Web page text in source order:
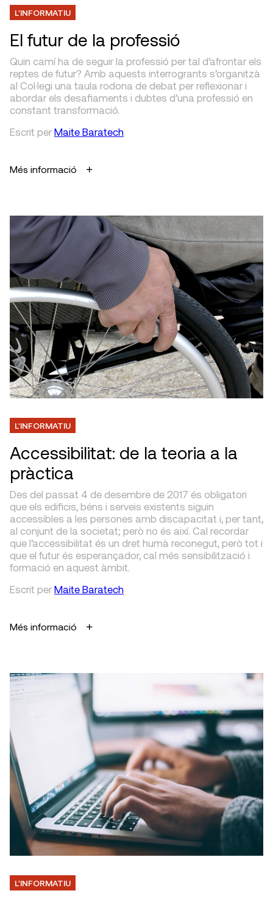
L'INFORMATIU
El futur de la professió
Quin camí ha de seguir la professió per tal d’afrontar els
reptes de futur? Amb aquests interrogrants s’organitzà
al Col·legi una taula rodona de debat per reflexionar i
abordar els desafiaments i dubtes d’una professió en
constant transformació.
Escrit per Maite Baratech
Més informació
L'INFORMATIU
Accessibilitat: de la teoria a la
pràctica
Des del passat 4 de desembre de 2017 és obligatori
que els edificis, béns i serveis existents siguin
accessibles a les persones amb discapacitat i, per tant,
al conjunt de la societat; però no és així. Cal recordar
que l’accessibilitat és un dret humà reconegut, però tot i
que el futur és esperançador, cal més sensibilització i
formació en aquest àmbit.
Escrit per Maite Baratech
Més informació
L'INFORMATIU